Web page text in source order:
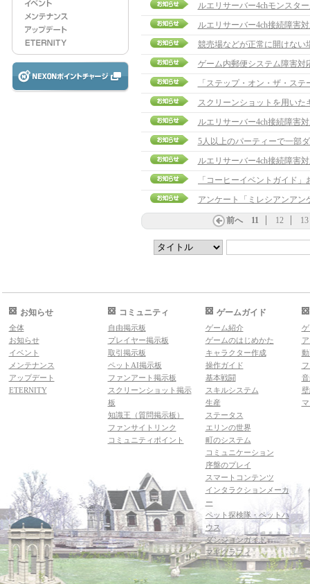
ルエリサーバー4chモンスタ
ルエリサーバー4ch接続障害
競売場などが正常に開けない
ゲーム内郵便システム障害対
「ステップ・オン・ザ・ス
スクリーンショットを用いた
ルエリサーバー4ch接続障害
5人以上のパーティーで一部
ルエリサーバー4ch接続障害
アンケート「ミレシアンアン
前へ 11 12 13
お知らせ
全体
お知らせ
イベント
メンテナンス
アップデート
ETERNITY
コミュニティ
自由掲示板
プレイヤー掲示板
取引掲示板
ペットAI掲示板
ファンアート掲示板
スクリーンショット掲示
板
知識王（質問掲示板）
ファンサイトリンク
コミュニティポイント
ゲームガイド
ゲーム紹介
ゲームのはじめかた
キャラクター作成
操作ガイド
基本戦闘
スキルシステム
生産
ステータス
エリンの世界
町のシステム
コミュニケーション
序盤のプレイ
スマートコンテンツ
インタラクションメーカ
ー
ペット探検隊・ペットハ
ウス
ダンジョンガイド
マギグラフィ